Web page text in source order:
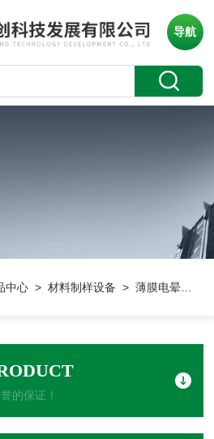
导航
中心 >材料制样设备 > 薄膜电晕极化装置
的保证！